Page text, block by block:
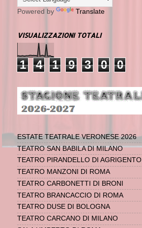
Powered by Translate
VISUALIZZAZIONI TOTALI
1 4 1 9 3 0 0
ESTATE TEATRALE VERONESE 2026
TEATRO SAN BABILA DI MILANO
TEATRO PIRANDELLO DI AGRIGENTO
TEATRO MANZONI DI ROMA
TEATRO CARBONETTI DI BRONI
TEATRO BRANCACCIO DI ROMA
TEATRO DUSE DI BOLOGNA
TEATRO CARCANO DI MILANO